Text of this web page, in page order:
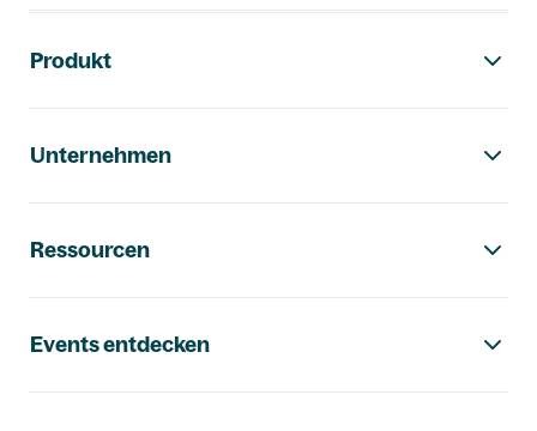
Produkt
Unternehmen
Ressourcen
Events entdecken